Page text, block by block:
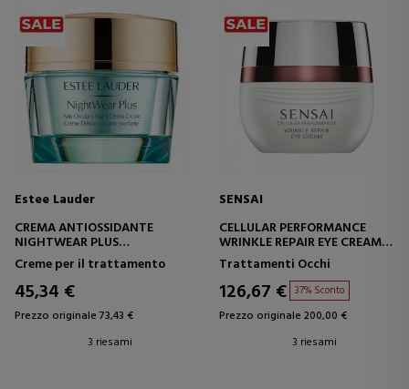
Estee Lauder
CREMA ANTIOSSIDANTE
NIGHTWEAR PLUS
CREMA ANTIOSSIDANTE DA
NOTTE
Creme per il trattamento
45,34 €
Prezzo originale 73,43 €
3 riesami
SENSAI
CELLULAR PERFORMANCE
WRINKLE REPAIR EYE CREAM
CREMA CONTORNO OCCHI
RIPARATRICE - ANTI-ETÀ
Trattamenti Occhi
126,67 € 37% Sconto
Prezzo originale 200,00 €
3 riesami